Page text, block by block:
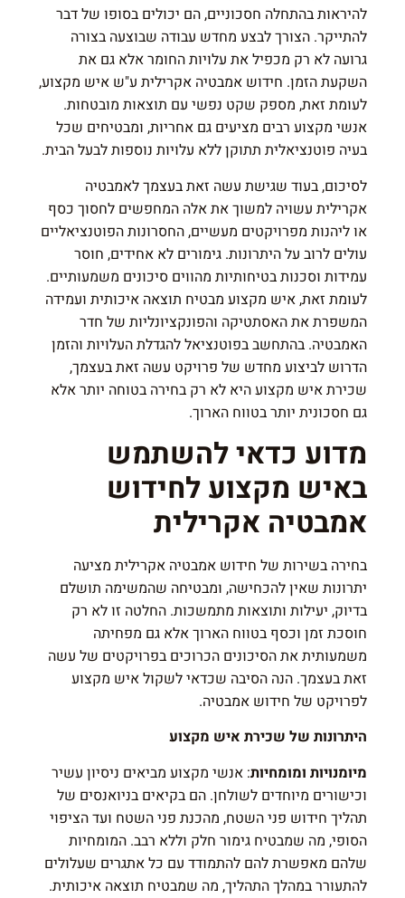
להיראות בהתחלה חסכוניים, הם יכולים בסופו של דבר
להתייקר. הצורך לבצע מחדש עבודה שבוצעה בצורה
גרועה לא רק מכפיל את עלויות החומר אלא גם את
השקעת הזמן. חידוש אמבטיה אקרילית ע"ש איש מקצוע,
לעומת זאת, מספק שקט נפשי עם תוצאות מובטחות.
אנשי מקצוע רבים מציעים גם אחריות, ומבטיחים שכל
בעיה פוטנציאלית תתוקן ללא עלויות נוספות לבעל הבית.
לסיכום, בעוד שגישת עשה זאת בעצמך לאמבטיה
אקרילית עשויה למשוך את אלה המחפשים לחסוך כסף
או ליהנות מפרויקטים מעשיים, החסרונות הפוטנציאליים
עולים לרוב על היתרונות. גימורים לא אחידים, חוסר
עמידות וסכנות בטיחותיות מהווים סיכונים משמעותיים.
לעומת זאת, איש מקצוע מבטיח תוצאה איכותית ועמידה
המשפרת את האסתטיקה והפונקציונליות של חדר
האמבטיה. בהתחשב בפוטנציאל להגדלת העלויות והזמן
הדרוש לביצוע מחדש של פרויקט עשה זאת בעצמך,
שכירת איש מקצוע היא לא רק בחירה בטוחה יותר אלא
גם חסכונית יותר בטווח הארוך.
מדוע כדאי להשתמש
באיש מקצוע לחידוש
אמבטיה אקרילית
בחירה בשירות של חידוש אמבטיה אקרילית מציעה
יתרונות שאין להכחישה, ומבטיחה שהמשימה תושלם
בדיוק, יעילות ותוצאות מתמשכות. החלטה זו לא רק
חוסכת זמן וכסף בטווח הארוך אלא גם מפחיתה
משמעותית את הסיכונים הכרוכים בפרויקטים של עשה
זאת בעצמך. הנה הסיבה שכדאי לשקול איש מקצוע
לפרויקט של חידוש אמבטיה.
היתרונות של שכירת איש מקצוע
מיומנויות ומומחיות: אנשי מקצוע מביאים ניסיון עשיר
וכישורים מיוחדים לשולחן. הם בקיאים בניואנסים של
תהליך חידוש פני השטח, מהכנת פני השטח ועד הציפוי
הסופי, מה שמבטיח גימור חלק וללא רבב. המומחיות
שלהם מאפשרת להם להתמודד עם כל אתגרים שעלולים
להתעורר במהלך התהליך, מה שמבטיח תוצאה איכותית.